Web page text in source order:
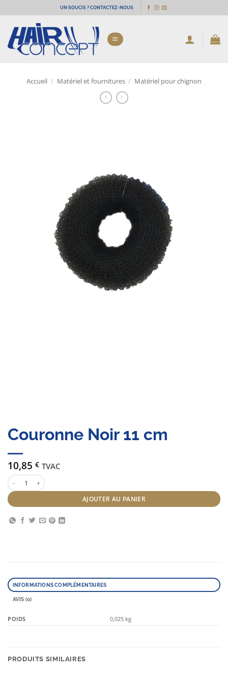
au
contenu
UN SOUCIS ? CONTACTEZ-NOUS
Accueil / Matériel et fournitures / Matériel pour chignon
Couronne Noir 11 cm
10,85 € TVAC
quantité de Couronne Noir 11 cm
AJOUTER AU PANIER
INFORMATIONS COMPLÉMENTAIRES
AVIS (0)
POIDS 0,025 kg
PRODUITS SIMILAIRES